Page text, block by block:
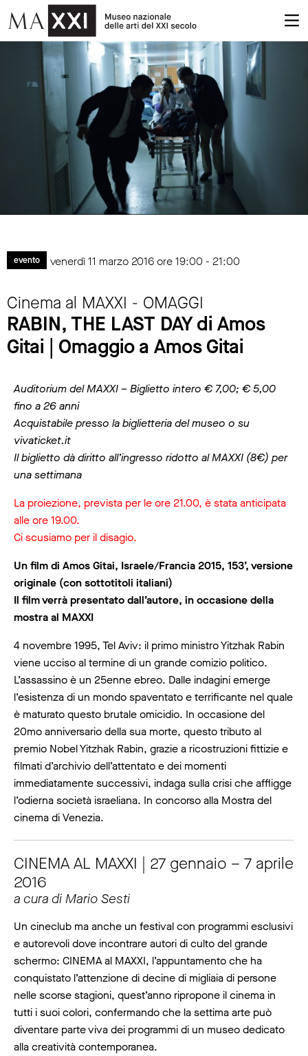
evento venerdì 11 marzo 2016 ore 19:00 - 21:00
Cinema al MAXXI - OMAGGI
RABIN, THE LAST DAY di Amos
Gitai | Omaggio a Amos Gitai
Auditorium del MAXXI – Biglietto intero € 7,00; € 5,00
fino a 26 anni
Acquistabile presso la biglietteria del museo o su
vivaticket.it
Il biglietto dà diritto all’ingresso ridotto al MAXXI (8€) per
una settimana
La proiezione, prevista per le ore 21.00, è stata anticipata
alle ore 19.00.
Ci scusiamo per il disagio.
Un film di Amos Gitai, Israele/Francia 2015, 153’, versione
originale (con sottotitoli italiani)
Il film verrà presentato dall’autore, in occasione della
mostra al MAXXI
4 novembre 1995, Tel Aviv: il primo ministro Yitzhak Rabin
viene ucciso al termine di un grande comizio politico.
L’assassino è un 25enne ebreo. Dalle indagini emerge
l’esistenza di un mondo spaventato e terrificante nel quale
è maturato questo brutale omicidio. In occasione del
20mo anniversario della sua morte, questo tributo al
premio Nobel Yitzhak Rabin, grazie a ricostruzioni fittizie e
filmati d’archivio dell’attentato e dei momenti
immediatamente successivi, indaga sulla crisi che affligge
l’odierna società israeliana. In concorso alla Mostra del
cinema di Venezia.
CINEMA AL MAXXI | 27 gennaio – 7 aprile
2016
a cura di Mario Sesti
Un cineclub ma anche un festival con programmi esclusivi
e autorevoli dove incontrare autori di culto del grande
schermo: CINEMA al MAXXI, l’appuntamento che ha
conquistato l’attenzione di decine di migliaia di persone
nelle scorse stagioni, quest’anno ripropone il cinema in
tutti i suoi colori, confermando che la settima arte può
diventare parte viva dei programmi di un museo dedicato
alla creatività contemporanea.